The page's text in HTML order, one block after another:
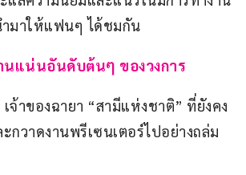
มาให้แฟนๆ ได้ชมกัน
นแน่นอันดับต้นๆ ของวงการ
จ้าของฉายา “สามีแห่งชาติ” ที่ยังคง
กวาดงานพรีเซนเตอร์ไปอย่างถล่ม